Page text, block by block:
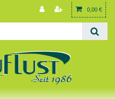
0,00 €